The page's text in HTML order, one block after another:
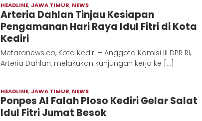
HEADLINE,JAWA TIMUR, NEWS
Hadi
Arteria Dahlan Tinjau Kesiapan
Pengamanan Hari Raya Idul Fitri di Kota
Kediri
Metaranews.co, Kota Kediri – Anggota Komisi III DPR RI,
Arteria Dahlan, melakukan kunjungan kerja ke […]
HEADLINE,JAWA TIMUR, NEWS
Hadi
Ponpes Al Falah Ploso Kediri Gelar Salat
Idul Fitri Jumat Besok